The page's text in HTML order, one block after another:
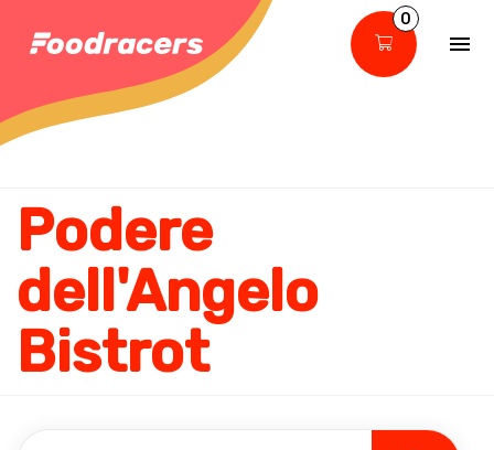
0
Podere
dell'Angelo
Bistrot